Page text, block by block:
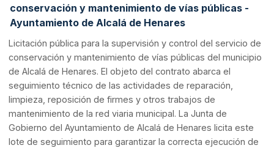
conservación y mantenimiento de vías públicas -
Ayuntamiento de Alcalá de Henares
Licitación pública para la supervisión y control del servicio de
conservación y mantenimiento de vías públicas del municipio
de Alcalá de Henares. El objeto del contrato abarca el
seguimiento técnico de las actividades de reparación,
limpieza, reposición de firmes y otros trabajos de
mantenimiento de la red viaria municipal. La Junta de
Gobierno del Ayuntamiento de Alcalá de Henares licita este
lote de seguimiento para garantizar la correcta ejecución de